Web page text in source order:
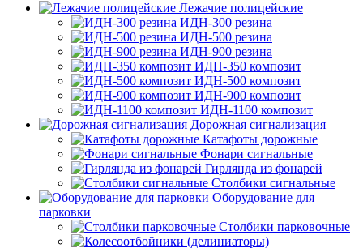
Лежачие полицейские
ИДН-300 резина
ИДН-500 резина
ИДН-900 резина
ИДН-350 композит
ИДН-500 композит
ИДН-900 композит
ИДН-1100 композит
Дорожная сигнализация
Катафоты дорожные
Фонари сигнальные
Гирлянда из фонарей
Столбики сигнальные
Оборудование для
парковки
Столбики парковочные